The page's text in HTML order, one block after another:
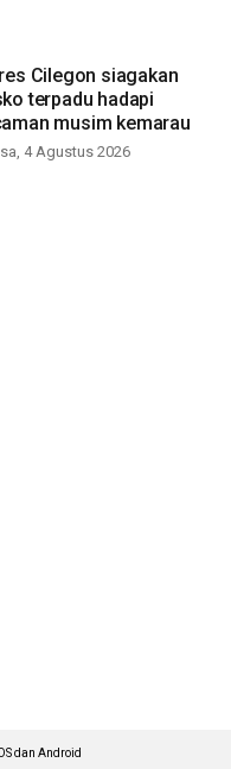
Cilegon siagakan
terpadu hadapi
musim kemarau
4 Agustus 2026
dan Android